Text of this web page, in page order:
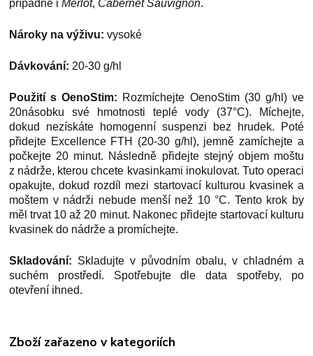
případně i Merlot, Cabernet Sauvignon.
Nároky na výživu: vysoké
Dávkování: 20-30 g/hl
Použití s OenoStim: Rozmíchejte OenoStim (30 g/hl) ve
20násobku své hmotnosti teplé vody (37°C). Míchejte,
dokud nezískáte homogenní suspenzi bez hrudek. Poté
přidejte Excellence FTH (20-30 g/hl), jemně zamíchejte a
počkejte 20 minut. Následně přidejte stejný objem moštu
z nádrže, kterou chcete kvasinkami inokulovat. Tuto operaci
opakujte, dokud rozdíl mezi startovací kulturou kvasinek a
moštem v nádrži nebude menší než 10 °C. Tento krok by
měl trvat 10 až 20 minut. Nakonec přidejte startovací kulturu
kvasinek do nádrže a promíchejte.
Skladování: Skladujte v původním obalu, v chladném a
suchém prostředí. Spotřebujte dle data spotřeby, po
otevření ihned.
Zboží zařazeno v kategoriích